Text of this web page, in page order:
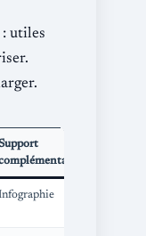
: utiles